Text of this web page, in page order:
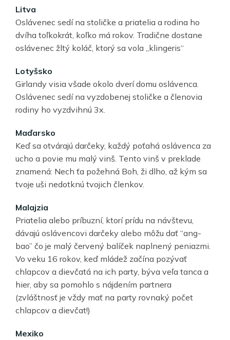
Litva
Oslávenec sedí na stoličke a priatelia a rodina ho
dvíha toľkokrát, koľko má rokov. Tradične dostane
oslávenec žltý koláč, ktorý sa vola „klingeris“
Lotyšsko
Girlandy visia všade okolo dverí domu oslávenca.
Oslávenec sedí na vyzdobenej stoličke a členovia
rodiny ho vyzdvihnú 3x.
Maďarsko
Keď sa otvárajú darčeky, každý poťahá oslávenca za
ucho a povie mu malý vinš. Tento vinš v preklade
znamená: Nech ťa požehná Boh, ži dlho, až kým sa
tvoje uši nedotknú tvojich členkov.
Malajzia
Priatelia alebo príbuzní, ktorí prídu na návštevu,
dávajú oslávencovi darčeky alebo môžu dať “ang-
bao” čo je malý červený balíček naplnený peniazmi.
Vo veku 16 rokov, keď mládež začína pozývať
chlapcov a dievčatá na ich party, býva veľa tanca a
hier, aby sa pomohlo s nájdením partnera
(zvláštnosť je vždy mať na party rovnaký počet
chlapcov a dievčat!)
Mexiko